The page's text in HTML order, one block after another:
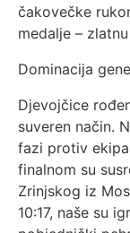
čakovečke
medalje –
Dominacija
Djevojčice
suveren način.
fazi protiv ekipa
finalnom su
Zrinjskog iz
10:17, naše su